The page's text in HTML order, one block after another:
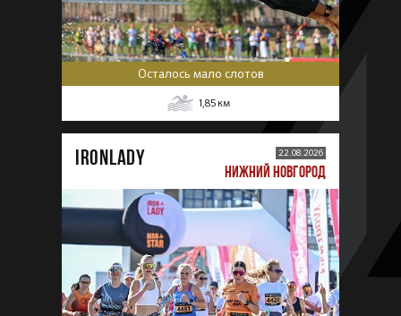
Осталось мало слотов
1,85 км
IRONLADY 22.08.2026
НИЖНИЙ НОВГОРОД